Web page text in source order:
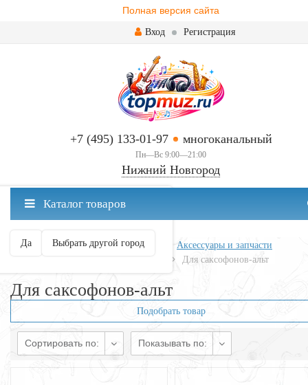
Полная версия сайта
Вход Регистрация
+7 (495) 133-01-97 многоканальный
Пн—Вс 9:00—21:00
Нижний Новгород
Нижний Новгород ваш город?
Да Выбрать другой город
Каталог товаров
Главная Духовые Саксофоны
Аксессуары и запчасти
Для саксофонов-альт
Для саксофонов-альт
Подобрать товар
Сортировать по: Показывать по: